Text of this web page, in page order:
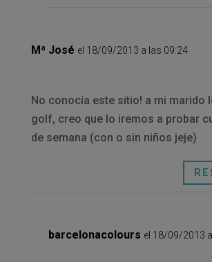
Mª José el 18/09/2013 a las 09:24
No conocía este sitio! a mi marido
golf, creo que lo iremos a probar
de semana (con o sin niños jeje)
barcelonacolours el 18/09/2013